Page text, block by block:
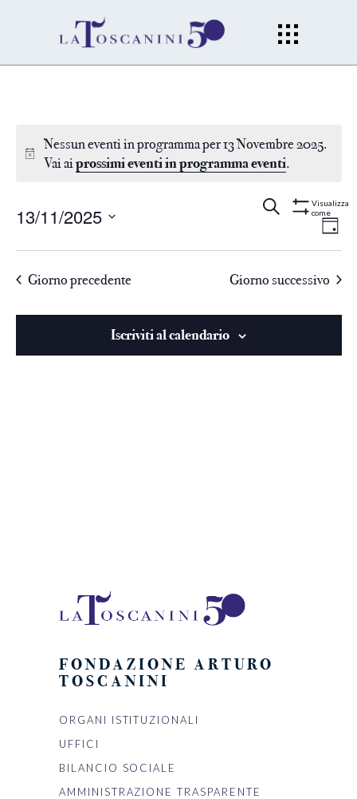
Nessun eventi in programma per 13 Novembre 2025.
Vai aiprossimi eventi in programma eventi.
Eventi
e
Cerca
Mostra
Visualizza
come
13/11/2025
data.Giorno precedente Giorno successivo
Iscriviti al calendario
FONDAZIONE ARTURO
TOSCANINI
ORGANI ISTITUZIONALI
UFFICI
BILANCIO SOCIALE
AMMINISTRAZIONE TRASPARENTE